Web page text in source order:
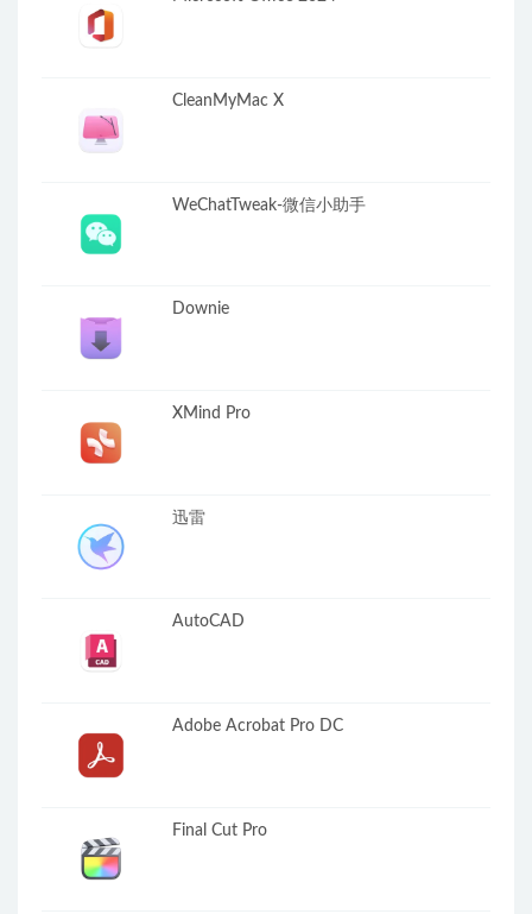
CleanMyMac X
WeChatTweak-微信小助手
Downie
XMind Pro
迅雷
AutoCAD
Adobe Acrobat Pro DC
Final Cut Pro